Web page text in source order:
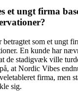
et ungt firma
som et ungt
En kunde har
de stadigvæk ville
at Nordic Vibes
firma, men
sig.